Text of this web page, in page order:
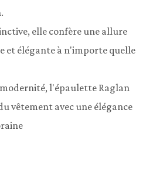
elle confère une allure
et élégante à n'importe quelle
l'épaulette Raglan
vêtement avec une élégance